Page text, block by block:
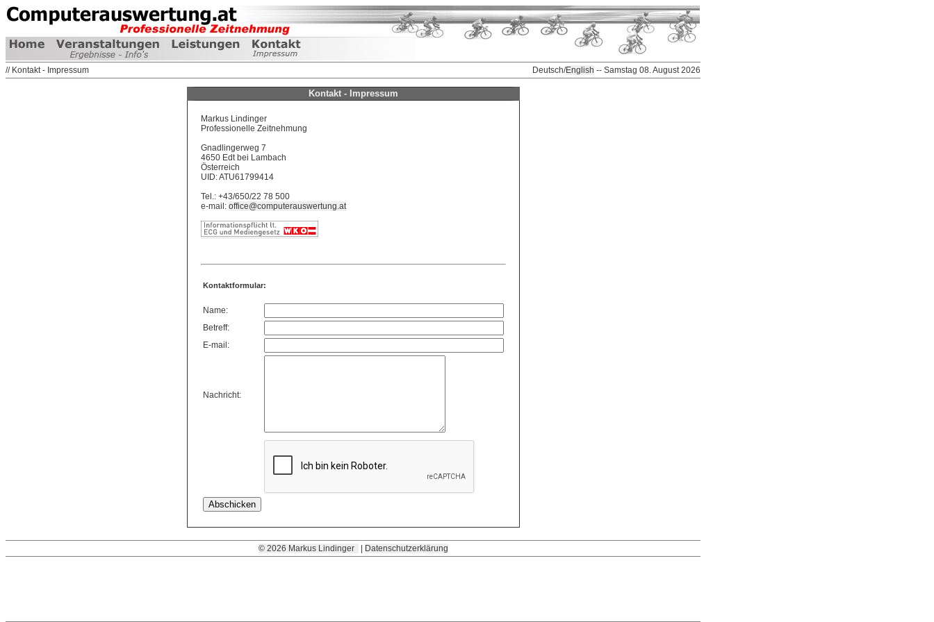
// Kontakt - Impressum Deutsch/English -- Samstag 08. August 2026
Kontakt - Impressum
Markus Lindinger
Professionelle Zeitnehmung
Gnadlingerweg 7
4650 Edt bei Lambach
Österreich
UID: ATU61799414
Tel.: +43/650/22 78 500
e-mail: office@computerauswertung.at
Kontaktformular:
Name:
Betreff:
E-mail:
Nachricht:
© 2026 Markus Lindinger Datenschutzerklärung